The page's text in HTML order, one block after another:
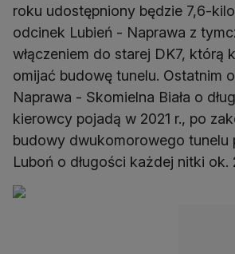
roku udostępniony będzie 7,6-
odcinek Lubień - Naprawa z
włączeniem do starej DK7, którą
omijać budowę tunelu. Ostatnim
Naprawa - Skomielna Biała o
kierowcy pojadą w 2021 r., po
budowy dwukomorowego tunelu
Luboń o długości każdej nitki ok.